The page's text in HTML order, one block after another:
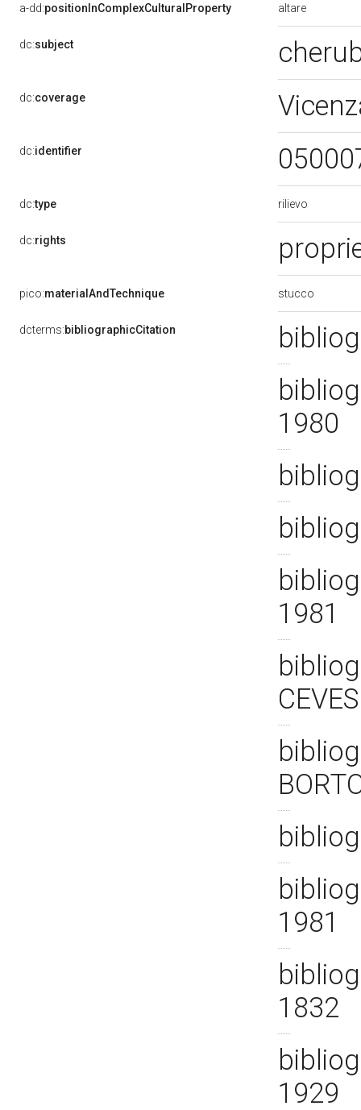
a-dd:positionInComplexCulturalProperty altare
dc:subject
dc:coverage
dc:identifier
dc:type rilievo
dc:rights
pico:materialAndTechnique stucco
dcterms:bibliographicCitation
1980
1981
1981
1832
1929